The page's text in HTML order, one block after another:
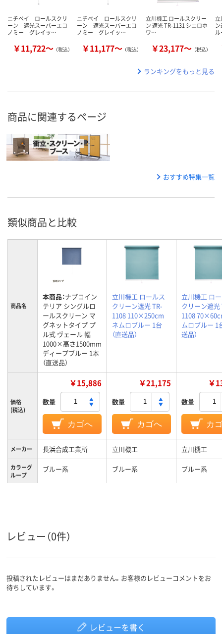
ニチベイ ロールスクリ
ーン 遮光スーパーエコ
ノミー グレイッ…
￥11,722～ （税込）
ニチベイ ロールスクリ
ーン 遮光スーパーエコ
ノミー グレイッ…
￥11,177～ （税込）
立川機工 ロールスクリー
ン 遮光 TR-1131 シエロホ
ワ…
￥23,177～ （税込）
ランキングをもっと見る
商品に関連するページ
おすすめ特集一覧
類似商品と比較
商品名
本商品：ナプコイン
テリア シングルロ
ールスクリーン マ
グネットタイプ プ
ル式 ヴェール 幅
1000×高さ1500mm
ディープブルー 1本
（直送品）
立川機工 ロールス
クリーン遮光 TR-
1108 110×250cm
ネムロブルー 1台
（直送品）
立川機工 ロ
クリーン遮光
1108
ムロブルー 1
送品）
価格
(税込)
￥15,886
数量
カゴへ
￥21,175
数量
カゴへ
￥
数量
カ
メーカー 長浜合成工業所 立川機工 立川機工
カラーグ
ループ
ブルー系 ブルー系 ブルー系
レビュー（0件）
投稿されたレビューはまだありません。お客様のレビューコメントをお
待ちしています。
レビューを書く